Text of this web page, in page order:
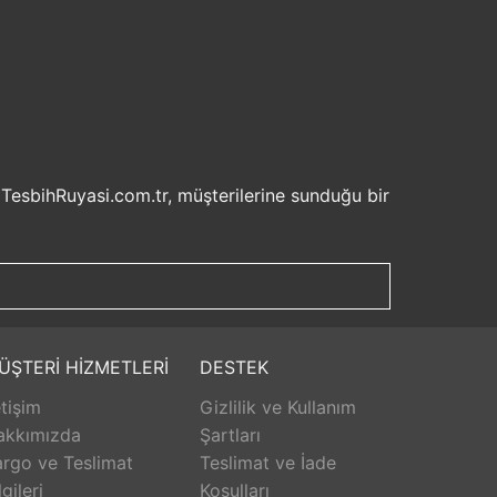
müşterilerine sunduğu bir
deneyiminizi keyifli hale getirebilirsiniz.
ürünü beğenmez veya istediğiniz gibi
olmadan istediğiniz ürünü seçebilirsiniz.
sunar. Ürünlerle ilgili herhangi bir sorun
her aşamasında destek alabilirsiniz.
keyifli bir alışveriş yapabilirsiniz.
HİZMETLERİ
ve Teslimat
DESTEK
Gizlilik ve Kullanım
Şartları
Teslimat ve İade
Koşulları